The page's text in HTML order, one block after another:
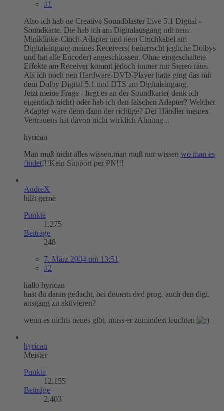
#1
Also ich hab ne Creative Soundblaster Live 5.1 Digital -
Soundkarte. Die hab ich am Digitalausgang mit nem
Miniklinke-Cinch-Adapter und nem Cinchkabel am
Digitaleingang meines Receivers( beherrscht jegliche Dolbys
und hat alle Encoder) angeschlossen. Ohne eingeschaltete
Effekte am Receiver kommt jedoch immer nur Stereo raus.
Als ich noch nen Hardware-DVD-Player hatte ging das mit
dem Dolby Digital 5.1 und DTS am Digitaleingang.
Jetzt meine Frage - liegt es an der Soundkarte( denk ich
eigentlich nicht) oder hab ich den falschen Adapter? Welcher
Adapter wäre denn dann der richtige? Der Händler meines
Vertrauens hat davon nicht wirklich Ahnung...
hyrican
Man muß nicht alles wissen,man muß nur wissen wo man es
findet!!!Kein Support per PN!!!
AndreX
hilft gerne
Punkte
1.275
Beiträge
248
7. März 2004 um 13:51
#2
hallo hyrican
hast du daran gedacht, bei deinem dvd prog. auch den digi.
ausgang zu aktivieren?
wenn es nichts neues gibt, muss er zumindest leuchten
hyrican
Meister
Punkte
12.155
Beiträge
2.403